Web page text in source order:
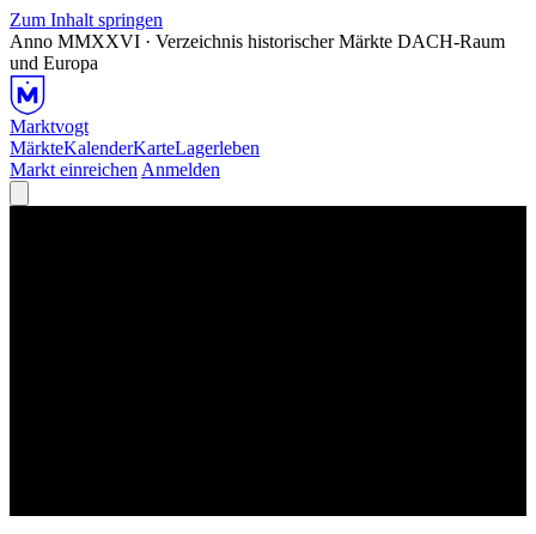
Zum Inhalt springen
Anno MMXXVI · Verzeichnis historischer Märkte DACH-Raum
und Europa
Marktvogt
MärkteKalenderKarteLagerleben
Markt einreichen Anmelden